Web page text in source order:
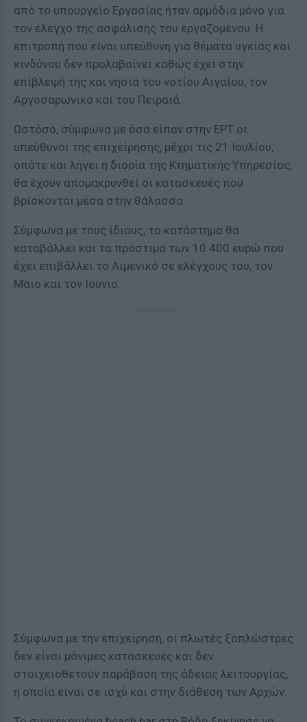
από το υπουργείο Εργασίας ήταν αρμόδια μόνο για
τον έλεγχο της ασφάλισης του εργαζομένου. Η
επιτροπή που είναι υπεύθυνη για θέματα υγείας και
κινδύνου δεν προλαβαίνει καθώς έχει στην
επίβλεψή της και νησιά του νοτίου Αιγαίου, τον
Αργοσαρωνικό και του Πειραιά.
Ωστόσο, σύμφωνα με όσα είπαν στην ΕΡΤ οι
υπεύθυνοι της επιχείρησης, μέχρι τις 21 Ιουλίου,
οπότε και λήγει η διορία της Κτηματικής Υπηρεσίας,
θα έχουν απομακρυνθεί οι κατασκευές που
βρίσκονται μέσα στην θάλασσα.
Σύμφωνα με τους ίδιους, το κατάστημα θα
καταβάλλει και τα πρόστιμα των 10.400 ευρώ που
έχει επιβάλλει το Λιμενικό σε ελέγχους του, τον
Μάιο και τον Ιούνιο.
Σύμφωνα με την επιχείρηση, οι πλωτές ξαπλώστρες
δεν είναι μόνιμες κατασκευές και δεν
στοιχειοθετούν παράβαση της άδειας λειτουργίας,
η οποία είναι σε ισχύ και στην διάθεση των Αρχών.